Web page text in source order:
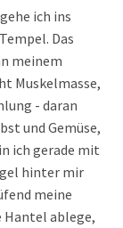
ich ins
Das
meinem
Muskelmasse,
- daran
und Gemüse,
ich gerade mit
hinter mir
meine
Hantel ablege,